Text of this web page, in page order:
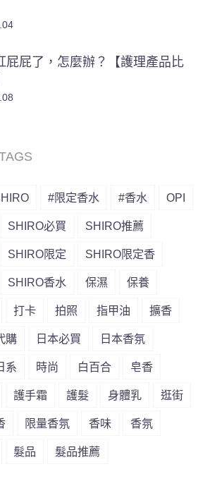
屁屁了，怎麼辦？【護理產品比
#限定香水 #香水 OPI
SHIRO必買 SHIRO推薦
SHIRO限定 SHIRO限定香
SHIRO香水 保濕 保養
打卡 拍照 指甲油 擴香
購 日本必買 日本香氛
系 時尚 白百合 皂香
護手霜 護髮 身體乳 逛街
限量香氛 香味 香氛
髮品 髮品推薦